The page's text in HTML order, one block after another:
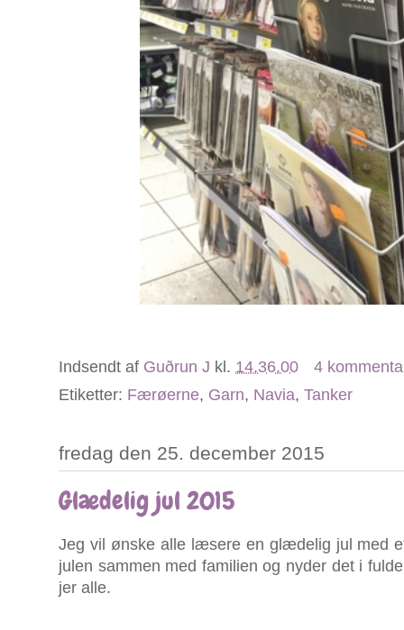
Indsendt af Guðrun J kl. 14.36.00
4
Etiketter: Færøerne, Garn, Navia, Tanker
fredag den 25. december 2015
Glædelig jul 2015
Jeg vil ønske alle læsere en glædelig jul med
julen sammen med familien og nyder det i
jer alle.